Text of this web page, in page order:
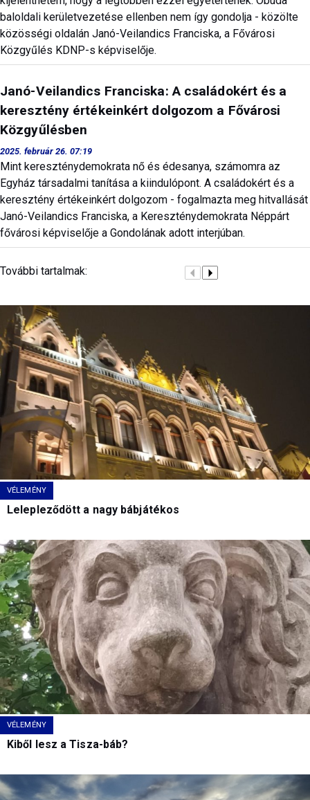
baloldali kerületvezetése ellenben nem így gondolja - közölte
közösségi oldalán Janó-Veilandics Franciska, a Fővárosi
Közgyűlés KDNP-s képviselője.
Janó-Veilandics Franciska: A családokért és a
keresztény értékeinkért dolgozom a Fővárosi
Közgyűlésben
2025. február 26. 07:19
Mint kereszténydemokrata nő és édesanya, számomra az
Egyház társadalmi tanítása a kiindulópont. A családokért és a
keresztény értékeinkért dolgozom - fogalmazta meg hitvallását
Janó-Veilandics Franciska, a Kereszténydemokrata Néppárt
fővárosi képviselője a Gondolának adott interjúban.
További tartalmak:
VÉLEMÉNY
Lelepleződött a nagy bábjátékos
VÉLEMÉNY
Kiből lesz a Tisza-báb?